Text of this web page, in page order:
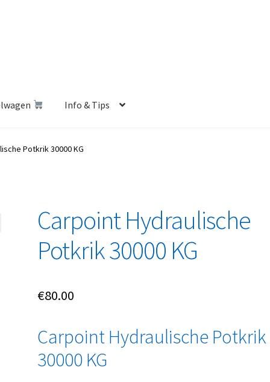
Info & Tips
Shop Betalen en Verzenden
Potkrik 30000 KG
Carpoint Hydraulische
Potkrik 30000 KG
€80.00
Carpoint Hydraulische Potkrik
30000 KG